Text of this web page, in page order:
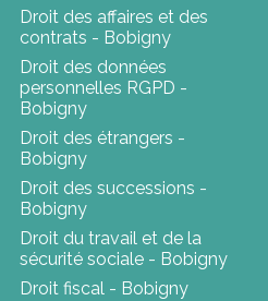
Droit des affaires et des
contrats - Bobigny
Droit des données
personnelles RGPD -
Bobigny
Droit des étrangers -
Bobigny
Droit des successions -
Bobigny
Droit du travail et de la
sécurité sociale - Bobigny
Droit fiscal - Bobigny